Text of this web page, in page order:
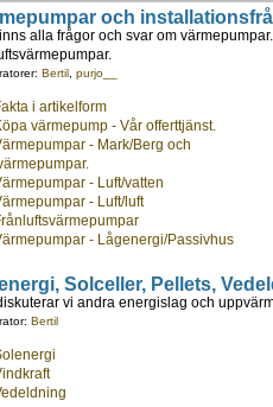
och
alla frågor och svar om
Bertil, purjo__
i artikelform
värmepump - Vår offerttjänst.
- Mark/Berg och
- Luft/vatten
- Luft/luft
- Lågenergi/Passivhus
Solceller, Pellets,
vi andra energislag och
Bertil